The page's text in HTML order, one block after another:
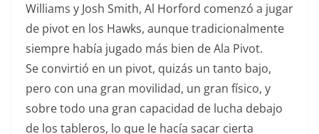
Williams y Josh Smith, Al Horford comenzó a jugar
de pivot en los Hawks, aunque tradicionalmente
siempre había jugado más bien de Ala Pivot.
Se convirtió en un pivot, quizás un tanto bajo,
pero con una gran movilidad, un gran físico, y
sobre todo una gran capacidad de lucha debajo
de los tableros, lo que le hacía sacar cierta